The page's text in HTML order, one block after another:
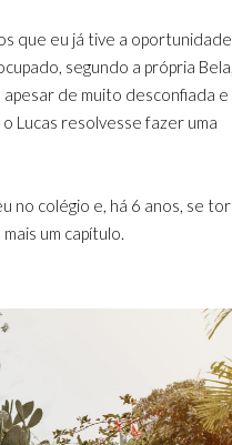
que eu já tive a
segundo a própria
apesar de muito desconfiada
Lucas resolvesse fazer uma
no colégio e, há 6 anos, se
um capítulo.